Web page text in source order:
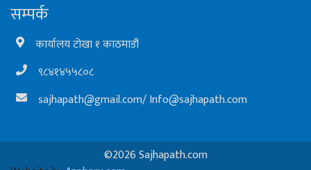
सम्पर्क
कार्यालय टोखा १ काठमाडौं
९८४१४५५८०८
sajhapath@gmail.com/Info@sajhapath.com
©2026 Sajhapath.com